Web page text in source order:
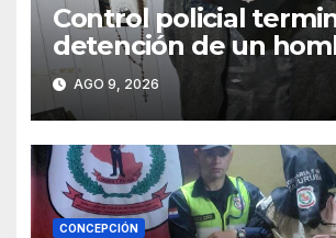
Control policial
detención de un
requerido por la
AGO 9, 2026
CONCEPCIÓN